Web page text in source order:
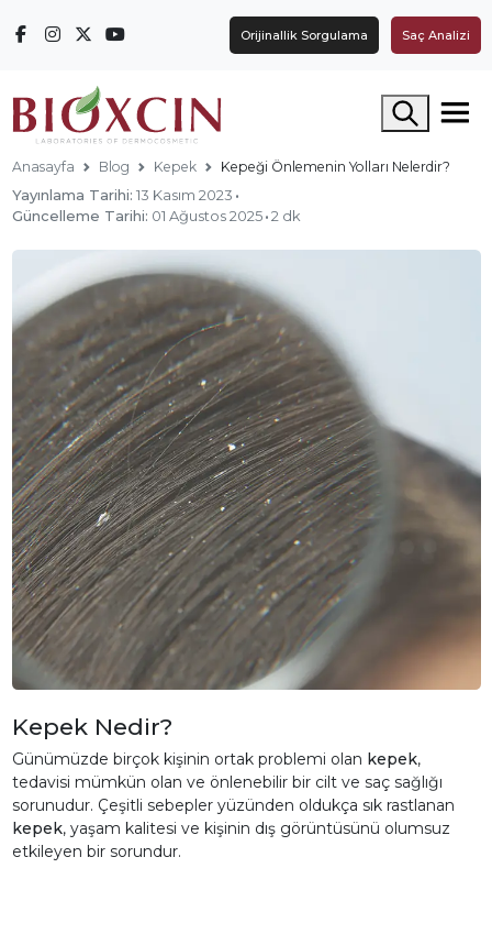
Orijinallik Sorgulama Saç Analizi
Arama yap
Anasayfa Blog Kepek Kepeği Önlemenin Yolları Nelerdir?
Yayınlama Tarihi: 13 Kasım 2023 ·
Güncelleme Tarihi: 01 Ağustos 2025 ·2 dk
Kepek Nedir?
Günümüzde birçok kişinin ortak problemi olan kepek,
tedavisi mümkün olan ve önlenebilir bir cilt ve saç sağlığı
sorunudur. Çeşitli sebepler yüzünden oldukça sık rastlanan
kepek, yaşam kalitesi ve kişinin dış görüntüsünü olumsuz
etkileyen bir sorundur.